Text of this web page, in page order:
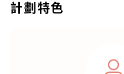
計劃特色